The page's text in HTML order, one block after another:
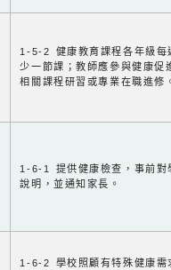
1-5-2 健康教育課程各年級每
少一節課；教師應參與健康促
相關課程研習或專業在職進修
1-6-1 提供健康檢查，事前對
說明，並通知家長。
1-6-2 學校照顧有特殊健康需